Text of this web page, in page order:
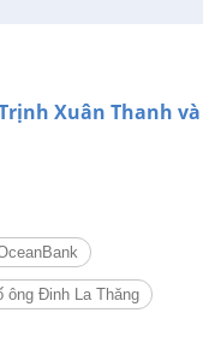
Xuân Thanh và
ông Đinh La Thăng